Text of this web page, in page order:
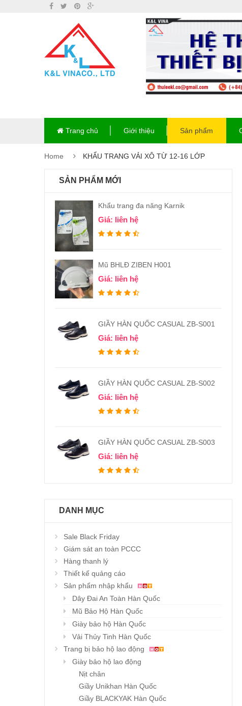
Trang chủ Giới thiệu Sản phẩm
Home KHẨU TRANG VẢI XÔ TỪ 12-16 LỚP
SẢN PHẨM MỚI
Khẩu trang đa năng Karnik
Giá: liên hệ
Mũ BHLĐ ZIBEN H001
Giá: liên hệ
GIẦY HÀN QUỐC CASUAL ZB-S001
Giá: liên hệ
GIẦY HÀN QUỐC CASUAL ZB-S002
Giá: liên hệ
GIẦY HÀN QUỐC CASUAL ZB-S003
Giá: liên hệ
DANH MỤC
Sale Black Friday
Giám sát an toàn PCCC
Hàng thanh lý
Thiết kế quảng cáo
Sản phẩm nhập khẩu
Dây Đai An Toàn Hàn Quốc
Mũ Bảo Hộ Hàn Quốc
Giày bảo hộ Hàn Quốc
Vải Thủy Tinh Hàn Quốc
Trang bị bảo hộ lao động
Giày bảo hộ lao động
Nịt chân
Giầy Unikhan Hàn Quốc
Giầy BLACKYAK Hàn Quốc
Khẩu trang